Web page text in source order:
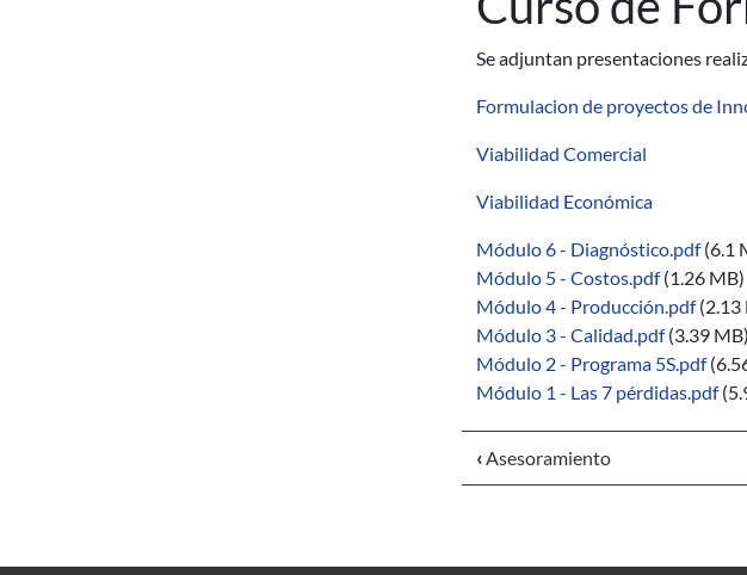
Se adjuntan presentaciones
Formulacion de proyectos de
Viabilidad Comercial
Viabilidad Económica
Módulo 6 - Diagnóstico.pdf (6.1
Módulo 5 - Costos.pdf (1.26 MB)
Módulo 4 - Producción.pdf (2.13
Módulo 3 - Calidad.pdf (3.39 MB)
Módulo 2 - Programa 5S.pdf
Módulo 1 - Las 7 pérdidas.pdf
‹Asesoramiento